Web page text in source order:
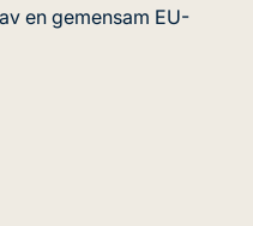
en gemensam EU-